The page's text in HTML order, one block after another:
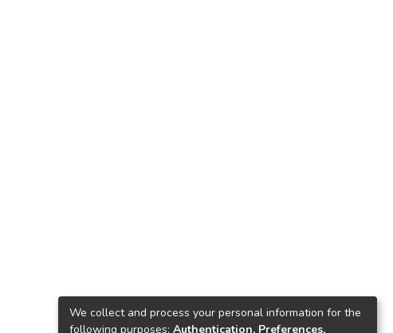
We collect and process your personal information for the
following purposes: Authentication, Preferences,